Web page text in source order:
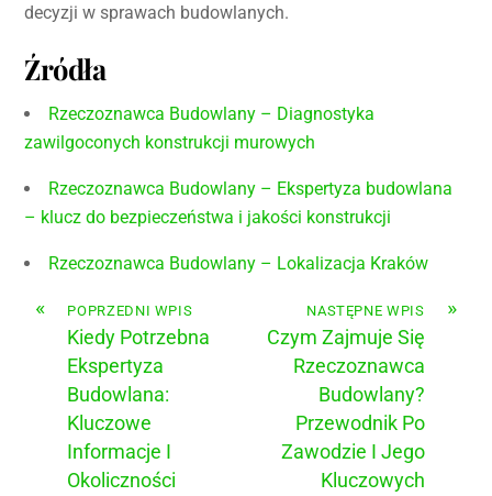
decyzji w sprawach budowlanych.
Źródła
Rzeczoznawca Budowlany – Diagnostyka
zawilgoconych konstrukcji murowych
Rzeczoznawca Budowlany – Ekspertyza budowlana
– klucz do bezpieczeństwa i jakości konstrukcji
Rzeczoznawca Budowlany – Lokalizacja Kraków
« POPRZEDNI WPIS
Kiedy Potrzebna
Ekspertyza
Budowlana:
Kluczowe
Informacje I
Okoliczności
»
NASTĘPNE WPIS
Czym Zajmuje Się
Rzeczoznawca
Budowlany?
Przewodnik Po
Zawodzie I Jego
Kluczowych